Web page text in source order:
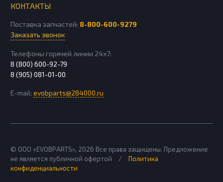
КОНТАКТЫ
Поставка запчастей: 8-800-600-9279
Заказать звонок
Телефоны горячей линии 24х7:
8 (800) 600-92-79
8 (905) 081-01-00
E-mail: evobparts@284000.ru
© ООО «EVOBPARTS», 2026 Все права защищены. Предложение
не является публичной офертой
/
Политика
конфиденциальности